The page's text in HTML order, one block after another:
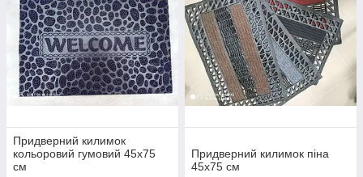
Придверний килимок
кольоровий гумовий 45х75
см
Придверний килимок піна
45х75 см